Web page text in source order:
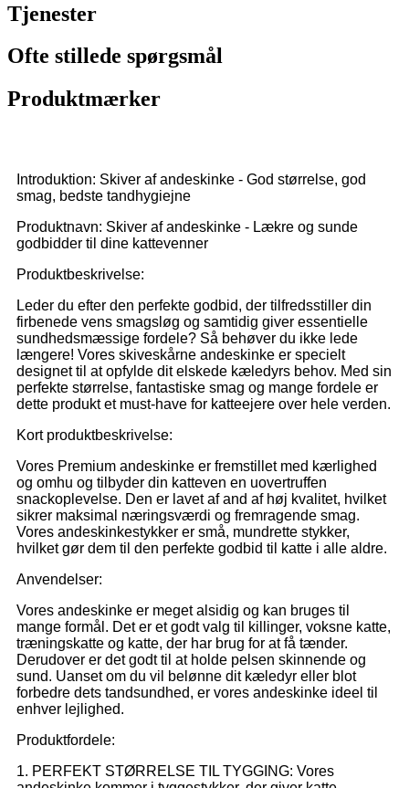
Tjenester
Ofte stillede spørgsmål
Produktmærker
Introduktion: Skiver af andeskinke - God størrelse, god
smag, bedste tandhygiejne
Produktnavn: Skiver af andeskinke - Lækre og sunde
godbidder til dine kattevenner
Produktbeskrivelse:
Leder du efter den perfekte godbid, der tilfredsstiller din
firbenede vens smagsløg og samtidig giver essentielle
sundhedsmæssige fordele? Så behøver du ikke lede
længere! Vores skiveskårne andeskinke er specielt
designet til at opfylde dit elskede kæledyrs behov. Med sin
perfekte størrelse, fantastiske smag og mange fordele er
dette produkt et must-have for katteejere over hele verden.
Kort produktbeskrivelse:
Vores Premium andeskinke er fremstillet med kærlighed
og omhu og tilbyder din katteven en uovertruffen
snackoplevelse. Den er lavet af and af høj kvalitet, hvilket
sikrer maksimal næringsværdi og fremragende smag.
Vores andeskinkestykker er små, mundrette stykker,
hvilket gør dem til den perfekte godbid til katte i alle aldre.
Anvendelser:
Vores andeskinke er meget alsidig og kan bruges til
mange formål. Det er et godt valg til killinger, voksne katte,
træningskatte og katte, der har brug for at få tænder.
Derudover er det godt til at holde pelsen skinnende og
sund. Uanset om du vil belønne dit kæledyr eller blot
forbedre dets tandsundhed, er vores andeskinke ideel til
enhver lejlighed.
Produktfordele:
1. PERFEKT STØRRELSE TIL TYGGING: Vores